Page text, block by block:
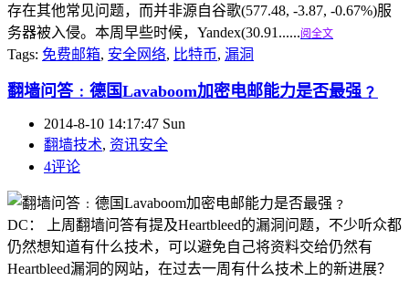
存在其他常见问题，而并非源自谷歌(577.48, -3.87, -0.67%)服
务器被入侵。本周早些时候，Yandex(30.91......阅全文
Tags: 免费邮箱, 安全网络, 比特币, 漏洞
翻墙问答﹕德国Lavaboom加密电邮能力是否最强﹖
2014-8-10 14:17:47 Sun
翻墙技术, 资讯安全
4评论
DC： 上周翻墙问答有提及Heartbleed的漏洞问题，不少听众都
仍然想知道有什么技术，可以避免自己将资料交给仍然有
Heartbleed漏洞的网站，在过去一周有什么技术上的新进展？